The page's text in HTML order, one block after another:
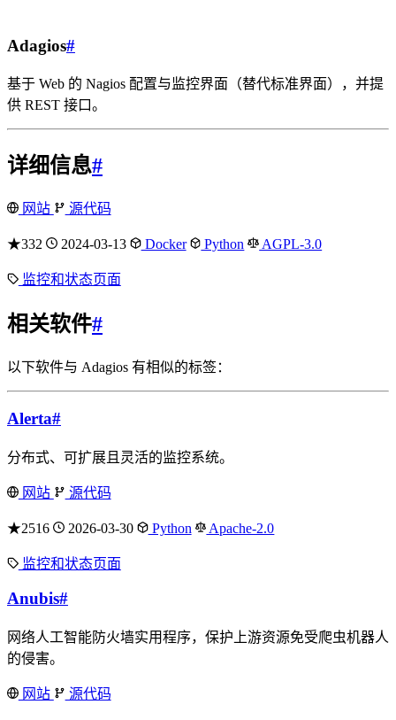
Adagios#
基于 Web 的 Nagios 配置与监控界面（替代标准界面），并提
供 REST 接口。
详细信息#
网站 源代码
★332 2024-03-13 Docker Python AGPL-3.0
监控和状态页面
相关软件#
以下软件与 Adagios 有相似的标签：
Alerta#
分布式、可扩展且灵活的监控系统。
网站 源代码
★2516 2026-03-30 Python Apache-2.0
监控和状态页面
Anubis#
网络人工智能防火墙实用程序，保护上游资源免受爬虫机器人
的侵害。
网站 源代码